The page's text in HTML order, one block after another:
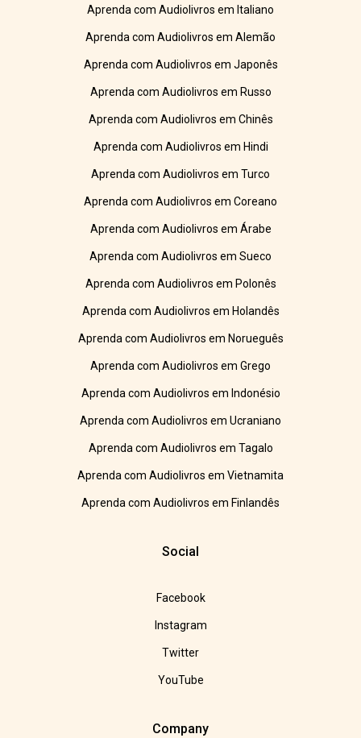
Aprenda com Audiolivros em Italiano
Aprenda com Audiolivros em Alemão
Aprenda com Audiolivros em Japonês
Aprenda com Audiolivros em Russo
Aprenda com Audiolivros em Chinês
Aprenda com Audiolivros em Hindi
Aprenda com Audiolivros em Turco
Aprenda com Audiolivros em Coreano
Aprenda com Audiolivros em Árabe
Aprenda com Audiolivros em Sueco
Aprenda com Audiolivros em Polonês
Aprenda com Audiolivros em Holandês
Aprenda com Audiolivros em Norueguês
Aprenda com Audiolivros em Grego
Aprenda com Audiolivros em Indonésio
Aprenda com Audiolivros em Ucraniano
Aprenda com Audiolivros em Tagalo
Aprenda com Audiolivros em Vietnamita
Aprenda com Audiolivros em Finlandês
Social
Facebook
Instagram
Twitter
YouTube
Company